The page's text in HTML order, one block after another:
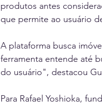
produtos antes
que permite ao usuário
A plataforma busca
ferramenta entende até
do usuário", destacou
Para Rafael Yoshioka,